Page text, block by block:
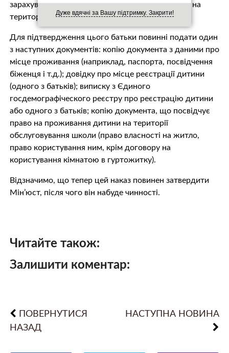
Дуже вдячні за Вашу підтримку. Закрити!
зарахування претендують діти, які проживають на
території обслуговування навчального закладу.
Для підтвердження цього батьки повинні подати один
з наступних документів: копію документа з даними про
місце проживання (наприклад, паспорта, посвідчення
біженця і т.д.); довідку про місце реєстрації дитини
(одного з батьків); виписку з Єдиного
госдемографіческого реєстру про реєстрацію дитини
або одного з батьків; копію документа, що посвідчує
право на проживання дитини на території
обслуговування школи (право власності на житло,
право користування ним, крім договору на
користування кімнатою в гуртожитку).
Відзначимо, що тепер цей наказ повинен затвердити
Мін’юст, після чого він набуде чинності.
Читайте також:
Залишити коментар:
ПОВЕРНУТИСЯ
НАЗАД
НАСТУПНА НОВИНА